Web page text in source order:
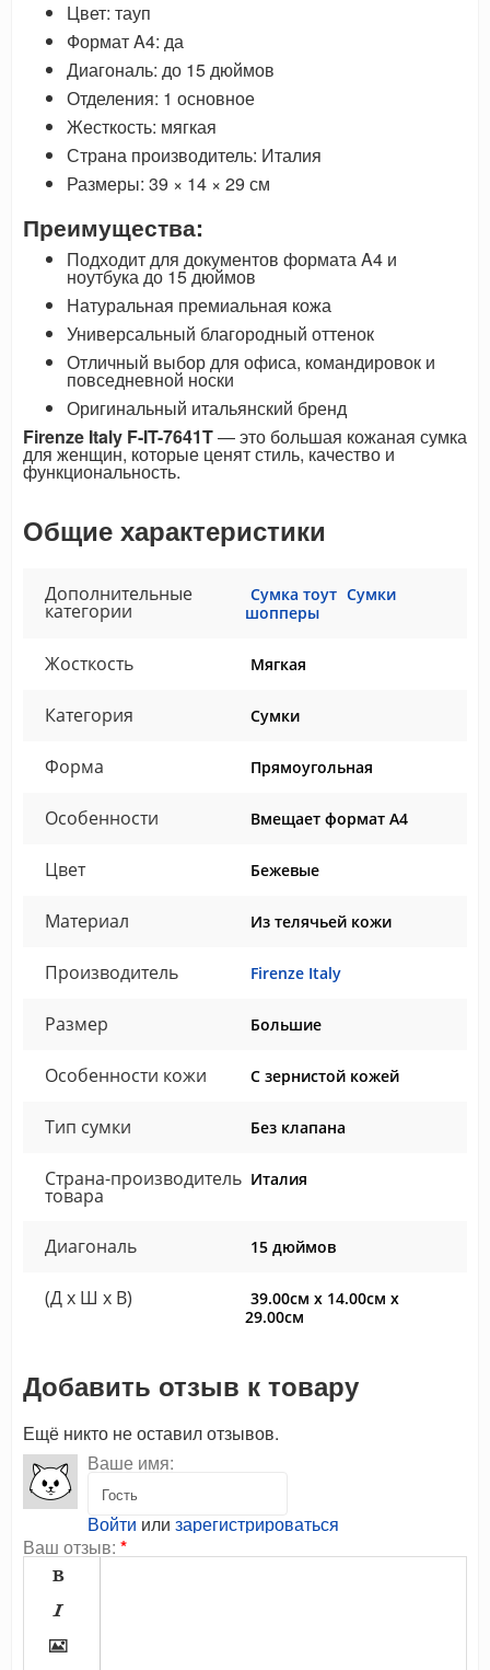
Цвет: тауп
Формат A4: да
Диагональ: до 15 дюймов
Отделения: 1 основное
Жесткость: мягкая
Страна производитель: Италия
Размеры: 39 × 14 × 29 см
Преимущества:
Подходит для документов формата A4 и
ноутбука до 15 дюймов
Натуральная премиальная кожа
Универсальный благородный оттенок
Отличный выбор для офиса, командировок и
повседневной носки
Оригинальный итальянский бренд
Firenze Italy F-IT-7641T— это большая кожаная сумка
для женщин, которые ценят стиль, качество и
функциональность.
Общие характеристики
Дополнительные
категории
Сумка тоут Сумки
шопперы
Жосткость Мягкая
Категория Сумки
Форма Прямоугольная
Особенности Вмещает формат А4
Цвет Бежевые
Материал Из телячьей кожи
Производитель Firenze Italy
Размер Большие
Особенности кожи С зернистой кожей
Тип сумки Без клапана
Страна-производитель
товара
Италия
Диагональ 15 дюймов
(Д x Ш x В)
39.00см x 14.00см x
29.00см
Добавить отзыв к товару
Ещё никто не оставил отзывов.
Ваше имя:
Войти или зарегистрироваться
Ваш отзыв: *


